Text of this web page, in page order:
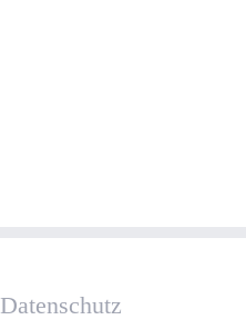
Datenschutz